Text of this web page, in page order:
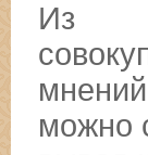
Из
можно